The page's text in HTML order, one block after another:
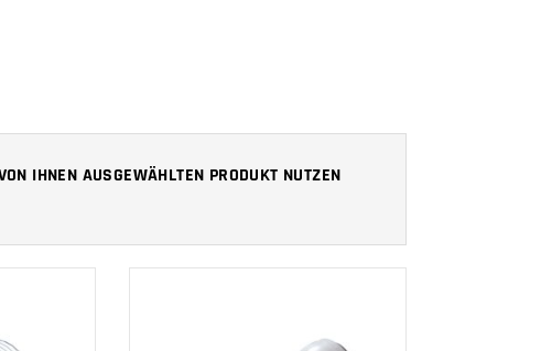
IHNEN AUSGEWÄHLTEN PRODUKT NUTZEN